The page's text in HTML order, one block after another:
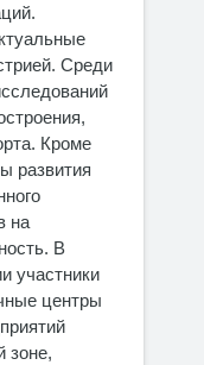
Среди
Кроме
развития
на
В
участники
центры
зоне,